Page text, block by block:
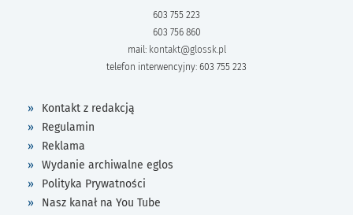
603 755 223
603 756 860
mail: kontakt@glossk.pl
telefon interwencyjny: 603 755 223
Kontakt z redakcją
Regulamin
Reklama
Wydanie archiwalne eglos
Polityka Prywatności
Nasz kanał na You Tube